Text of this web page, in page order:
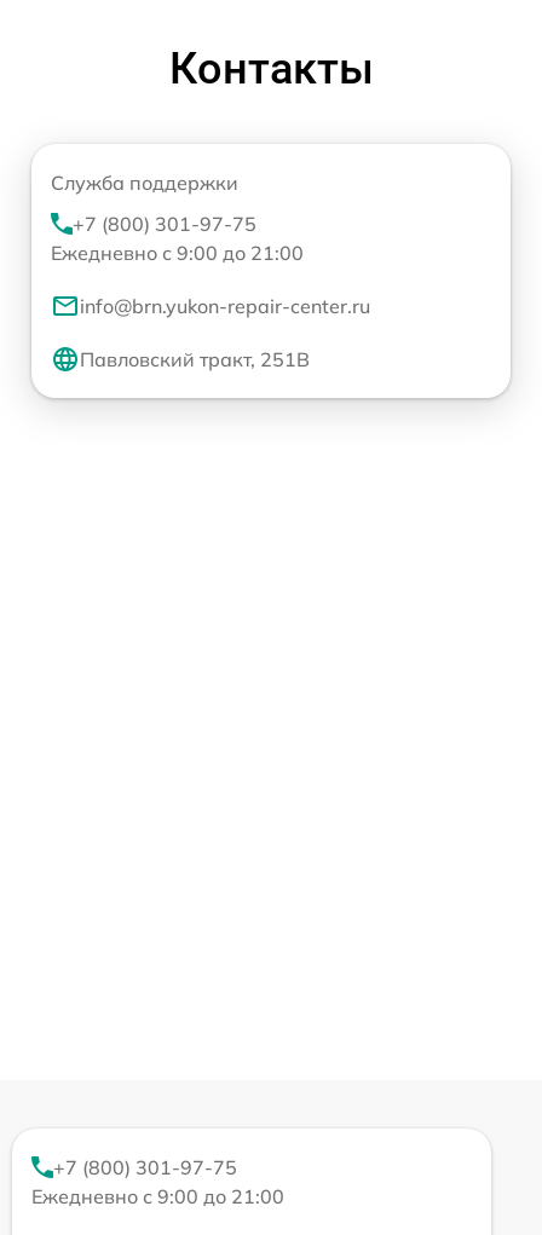
Контакты
Служба поддержки
+7 (800) 301-97-75
Ежедневно с 9:00 до 21:00
info@brn.yukon-repair-center.ru
Павловский тракт, 251В
+7 (800) 301-97-75
Ежедневно с 9:00 до 21:00